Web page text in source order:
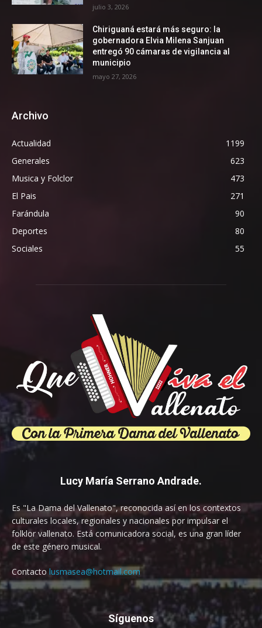
julio 3, 2026
Chiriguaná estará más seguro: la
gobernadora Elvia Milena Sanjuan
entregó 90 cámaras de vigilancia al
municipio
mayo 27, 2026
Archivo
Actualidad
1199
Generales
623
Musica y Folclor
473
El Pais
271
Farándula
90
Deportes
80
Sociales
55
Lucy María Serrano Andrade.
Es "La Dama del Vallenato", reconocida así en los contextos
culturales locales, regionales y nacionales por impulsar el
folklor vallenato. Está comunicadora social, es una gran líder
de este género musical.
Contacto lusmasea@hotmail.com
Síguenos